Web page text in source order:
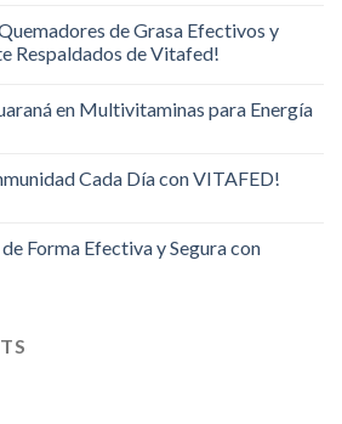
de Grasa Efectivos y
Respaldados de Vitafed!
en Multivitaminas para Energía
Cada Día con VITAFED!
Forma Efectiva y Segura con